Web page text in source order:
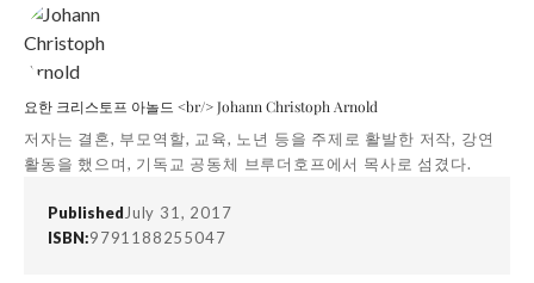
요한 크리스토프 아놀드 <br/> Johann Christoph Arnold
저자는 결혼, 부모역할, 교육, 노년 등을 주제로 활발한 저작, 강연
활동을 했으며, 기독교 공동체 브루더호프에서 목사로 섬겼다.
PublishedJuly 31, 2017
ISBN:9791188255047